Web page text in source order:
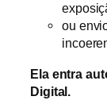
ou
Ela entra
Digital.